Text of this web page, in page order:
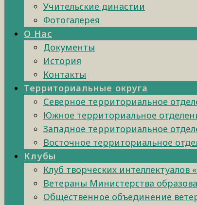
Учительские династии
Фотогалерея
О Нас
Документы
История
Контакты
Территориальные округа
Северное территориальное
Южное территориальное
Западное территориальное
Восточное территориальное
Клубы
Клуб творческих интеллектуалов
Ветераны Министерства
Общественное объединение